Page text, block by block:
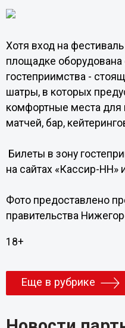
Хотя вход на
площадке оборудована
гостеприимства -
шатры, в которых
комфортные места для
матчей, бар,
Билеты в зону
на сайтах «Кассир-НН»
Фото предоставлено
правительства
18+
Еще в рубрике